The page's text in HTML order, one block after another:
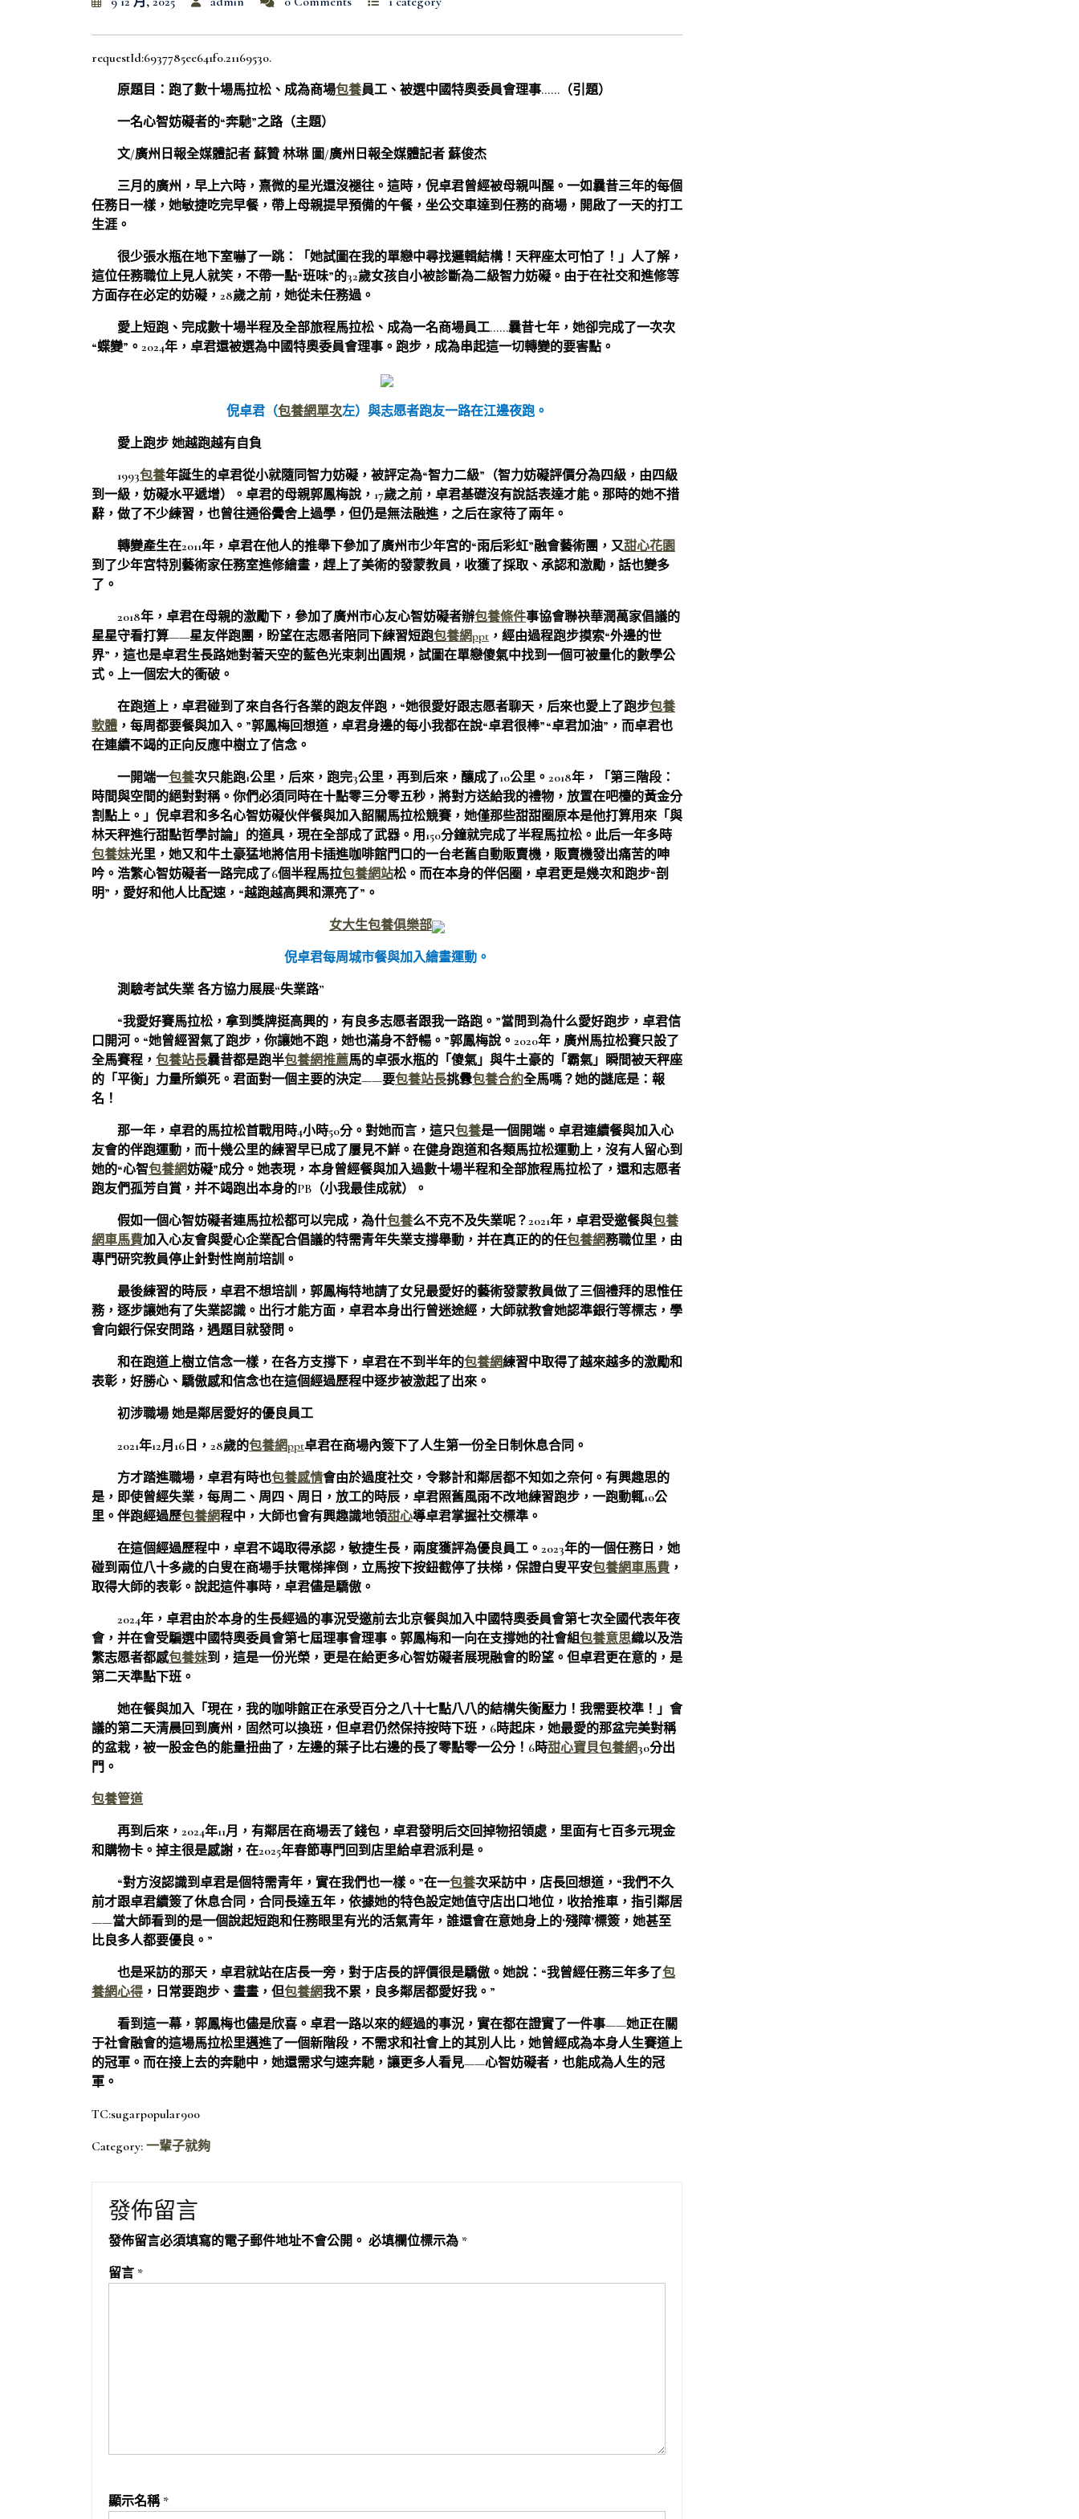
requestId:6937785ee641f0.21169530.
原題目：跑了數十場馬拉松、成為商場包養員工、被選中國特奧委員會理事……（引題）
一名心智妨礙者的“奔馳”之路（主題）
文/廣州日報全媒體記者 蘇贊 林琳 圖/廣州日報全媒體記者 蘇俊杰
三月的廣州，早上六時，熹微的星光還沒褪往。這時，倪卓君曾經被母親叫醒。一如曩昔三年的每個
任務日一樣，她敏捷吃完早餐，帶上母親提早預備的午餐，坐公交車達到任務的商場，開啟了一天的打工
生涯。
很少張水瓶在地下室嚇了一跳：「她試圖在我的單戀中尋找邏輯結構！天秤座太可怕了！」人了解，
這位任務職位上見人就笑，不帶一點“班味”的32歲女孩自小被診斷為二級智力妨礙。由于在社交和進修等
方面存在必定的妨礙，28歲之前，她從未任務過。
愛上短跑、完成數十場半程及全部旅程馬拉松、成為一名商場員工……曩昔七年，她卻完成了一次次
“蝶變”。2024年，卓君還被選為中國特奧委員會理事。跑步，成為串起這一切轉變的要害點。
倪卓君（包養網單次左）與志愿者跑友一路在江邊夜跑。
愛上跑步 她越跑越有自負
1993包養年誕生的卓君從小就隨同智力妨礙，被評定為“智力二級”（智力妨礙評價分為四級，由四級
到一級，妨礙水平遞增）。卓君的母親郭鳳梅說，17歲之前，卓君基礎沒有說話表達才能。那時的她不措
辭，做了不少練習，也曾往通俗黌舍上過學，但仍是無法融進，之后在家待了兩年。
轉變產生在2011年，卓君在他人的推舉下參加了廣州市少年宮的“雨后彩虹”融會藝術團，又甜心花園
到了少年宮特別藝術家任務室進修繪畫，趕上了美術的發蒙教員，收獲了採取、承認和激勵，話也變多
了。
2018年，卓君在母親的激勵下，參加了廣州市心友心智妨礙者辦包養條件事協會聯袂華潤萬家倡議的
星星守看打算——星友伴跑團，盼望在志愿者陪同下練習短跑包養網ppt ，經由過程跑步摸索“外邊的世
界”，這也是卓君生長路她對著天空的藍色光束刺出圓規，試圖在單戀傻氣中找到一個可被量化的數學公
式。上一個宏大的衝破。
在跑道上，卓君碰到了來自各行各業的跑友伴跑，“她很愛好跟志愿者聊天，后來也愛上了跑步包養
軟體 ，每周都要餐與加入。”郭鳳梅回想道，卓君身邊的每小我都在說“卓君很棒”“卓君加油”，而卓君也
在連續不竭的正向反應中樹立了信念。
一開端一包養次只能跑1公里，后來，跑完3公里，再到后來，釀成了10公里。2018年，「第三階段：
時間與空間的絕對對稱。你們必須同時在十點零三分零五秒，將對方送給我的禮物，放置在吧檯的黃金分
割點上。」倪卓君和多名心智妨礙伙伴餐與加入韶關馬拉松競賽，她僅那些甜甜圈原本是他打算用來「與
林天秤進行甜點哲學討論」的道具，現在全部成了武器。用150分鐘就完成了半程馬拉松。此后一年多時
包養妹光里，她又和牛土豪猛地將信用卡插進咖啡館門口的一台老舊自動販賣機，販賣機發出痛苦的呻
吟。浩繁心智妨礙者一路完成了6個半程馬拉包養網站松。而在本身的伴侶圈，卓君更是幾次和跑步“剖
明”，愛好和他人比配速，“越跑越高興和漂亮了”。
女大生包養俱樂部
倪卓君每周城市餐與加入繪畫運動。
測驗考試失業 各方協力展展“失業路”
“我愛好賽馬拉松，拿到獎牌挺高興的，有良多志愿者跟我一路跑。”當問到為什么愛好跑步，卓君信
口開河。“她曾經習氣了跑步，你讓她不跑，她也滿身不舒暢。”郭鳳梅說。2020年，廣州馬拉松賽只設了
全馬賽程， 包養站長曩昔都是跑半包養網推薦馬的卓張水瓶的「傻氣」與牛土豪的「霸氣」瞬間被天秤座
的「平衡」力量所鎖死。君面對一個主要的決定——要包養站長挑釁包養合約全馬嗎？她的謎底是：報
名！
那一年，卓君的馬拉松首戰用時4小時50分。對她而言，這只包養是一個開端。卓君連續餐與加入心
友會的伴跑運動，而十幾公里的練習早已成了屢見不鮮。在健身跑道和各類馬拉松運動上，沒有人留心到
她的“心智包養網妨礙”成分。她表現，本身曾經餐與加入過數十場半程和全部旅程馬拉松了，還和志愿者
跑友們孤芳自賞，并不竭跑出本身的PB（小我最佳成就）。
假如一個心智妨礙者連馬拉松都可以完成，為什包養么不克不及失業呢？2021年，卓君受邀餐與包養
網車馬費加入心友會與愛心企業配合倡議的特需青年失業支撐舉動，并在真正的的任包養網務職位里，由
專門研究教員停止針對性崗前培訓。
最後練習的時辰，卓君不想培訓，郭鳳梅特地請了女兒最愛好的藝術發蒙教員做了三個禮拜的思惟任
務，逐步讓她有了失業認識。出行才能方面，卓君本身出行曾迷途經，大師就教會她認準銀行等標志，學
會向銀行保安問路，遇題目就發問。
和在跑道上樹立信念一樣，在各方支撐下，卓君在不到半年的包養網練習中取得了越來越多的激勵和
表彰，好勝心、驕傲感和信念也在這個經過歷程中逐步被激起了出來。
初涉職場 她是鄰居愛好的優良員工
2021年12月16日，28歲的包養網ppt卓君在商場內簽下了人生第一份全日制休息合同。
方才踏進職場，卓君有時也包養感情會由於過度社交，令夥計和鄰居都不知如之奈何。有興趣思的
是，即使曾經失業，每周二、周四、周日，放工的時辰，卓君照舊風雨不改地練習跑步，一跑動輒10公
里。伴跑經過歷包養網程中，大師也會有興趣識地領甜心導卓君掌握社交標準。
在這個經過歷程中，卓君不竭取得承認，敏捷生長，兩度獲評為優良員工。2023年的一個任務日，她
碰到兩位八十多歲的白叟在商場手扶電梯摔倒，立馬按下按鈕截停了扶梯，保證白叟平安包養網車馬費 ，
取得大師的表彰。說起這件事時，卓君儘是驕傲。
2024年，卓君由於本身的生長經過的事況受邀前去北京餐與加入中國特奧委員會第七次全國代表年夜
會，并在會受騙選中國特奧委員會第七屆理事會理事。郭鳳梅和一向在支撐她的社會組包養意思織以及浩
繁志愿者都感包養妹到，這是一份光榮，更是在給更多心智妨礙者展現融會的盼望。但卓君更在意的，是
第二天準點下班。
她在餐與加入「現在，我的咖啡館正在承受百分之八十七點八八的結構失衡壓力！我需要校準！」會
議的第二天清晨回到廣州，固然可以換班，但卓君仍然保持按時下班，6時起床，她最愛的那盆完美對稱
的盆栽，被一股金色的能量扭曲了，左邊的葉子比右邊的長了零點零一公分！6時甜心寶貝包養網30分出
門。
包養管道
再到后來，2024年11月，有鄰居在商場丟了錢包，卓君發明后交回掉物招領處，里面有七百多元現金
和購物卡。掉主很是感謝，在2025年春節專門回到店里給卓君派利是。
“對方沒認識到卓君是個特需青年，實在我們也一樣。”在一包養次采訪中，店長回想道，“我們不久
前才跟卓君續簽了休息合同，合同長達五年，依據她的特色設定她值守店出口地位，收拾推車，指引鄰居
——當大師看到的是一個說起短跑和任務眼里有光的活氣青年，誰還會在意她身上的‘殘障’標簽，她甚至
比良多人都要優良。”
也是采訪的那天，卓君就站在店長一旁，對于店長的評價很是驕傲。她說：“我曾經任務三年多了包
養網心得 ，日常要跑步、畫畫，但包養網我不累，良多鄰居都愛好我。”
看到這一幕，郭鳳梅也儘是欣喜。卓君一路以來的經過的事況，實在都在證實了一件事——她正在關
于社會融會的這場馬拉松里邁進了一個新階段，不需求和社會上的其別人比，她曾經成為本身人生賽道上
的冠軍。而在接上去的奔馳中，她還需求勻速奔馳，讓更多人看見——心智妨礙者，也能成為人生的冠
軍。
TC:sugarpopular900
Category: 一輩子就夠
發佈留言
發佈留言必須填寫的電子郵件地址不會公開。 必填欄位標示為 *
留言 *
顯示名稱 *